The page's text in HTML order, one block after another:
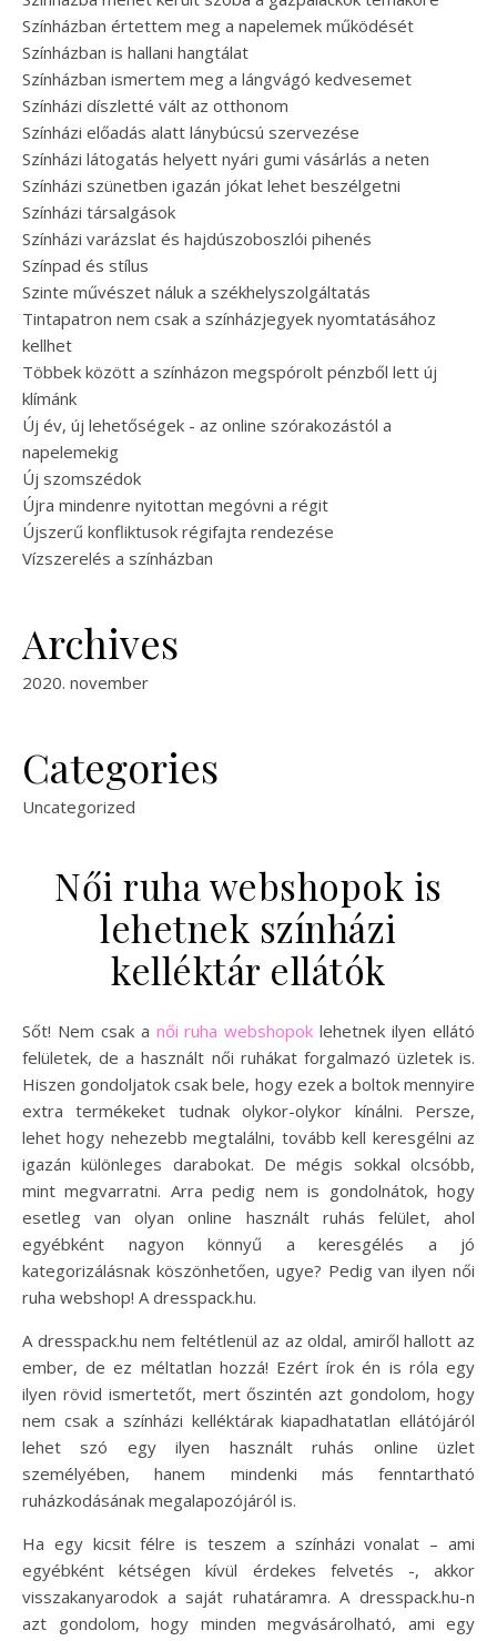
Színházban értettem meg a napelemek működését
Színházban is hallani hangtálat
Színházban ismertem meg a lángvágó kedvesemet
Színházi díszletté vált az otthonom
Színházi előadás alatt lánybúcsú szervezése
Színházi látogatás helyett nyári gumi vásárlás a neten
Színházi szünetben igazán jókat lehet beszélgetni
Színházi társalgások
Színházi varázslat és hajdúszoboszlói pihenés
Színpad és stílus
Szinte művészet náluk a székhelyszolgáltatás
Tintapatron nem csak a színházjegyek nyomtatásához
kellhet
Többek között a színházon megspórolt pénzből lett új
klímánk
Új év, új lehetőségek - az online szórakozástól a
napelemekig
Új szomszédok
Újra mindenre nyitottan megóvni a régit
Újszerű konfliktusok régifajta rendezése
Vízszerelés a színházban
Archives
2020. november
Categories
Uncategorized
Női ruha webshopok is
lehetnek színházi
kelléktár ellátók
Sőt! Nem csak a női ruha webshopok lehetnek ilyen ellátó
felületek, de a használt női ruhákat forgalmazó üzletek is.
Hiszen gondoljatok csak bele, hogy ezek a boltok mennyire
extra termékeket tudnak olykor-olykor kínálni. Persze,
lehet hogy nehezebb megtalálni, tovább kell keresgélni az
igazán különleges darabokat. De mégis sokkal olcsóbb,
mint megvarratni. Arra pedig nem is gondolnátok, hogy
esetleg van olyan online használt ruhás felület, ahol
egyébként nagyon könnyű a keresgélés a jó
kategorizálásnak köszönhetően, ugye? Pedig van ilyen női
ruha webshop! A dresspack.hu.
A dresspack.hu nem feltétlenül az az oldal, amiről hallott az
ember, de ez méltatlan hozzá! Ezért írok én is róla egy
ilyen rövid ismertetőt, mert őszintén azt gondolom, hogy
nem csak a színházi kelléktárak kiapadhatatlan ellátójáról
lehet szó egy ilyen használt ruhás online üzlet
személyében, hanem mindenki más fenntartható
ruházkodásának megalapozójáról is.
Ha egy kicsit félre is teszem a színházi vonalat – ami
egyébként kétségen kívül érdekes felvetés -, akkor
visszakanyarodok a saját ruhatáramra. A dresspack.hu-n
azt gondolom, hogy minden megvásárolható, ami egy